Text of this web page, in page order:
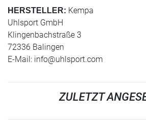
HERSTELLER: Kempa
Uhlsport GmbH
Klingenbachstraße 3
72336 Balingen
E-Mail: info@uhlsport.com
ZULETZT